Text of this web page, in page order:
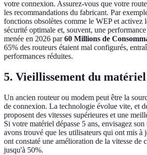
votre connexion. Assurez-vous que votre
les recommandations du fabricant. Par
fonctions obsolètes comme le WEP et activez
sécurité optimale et, souvent, une
menée en 2026 par60 Millions de
65% des routeurs étaient mal configurés,
performances réduites.
5. Vieillissement du matériel
Un ancien routeur ou modem peut être la
de connexion. La technologie évolue vite, et
proposent des vitesses supérieures et une
Si votre matériel dépasse 5 ans, envisagez
avons trouvé que les utilisateurs qui ont mis à
ont constaté une amélioration de la vitesse de
jusqu'à 50%.